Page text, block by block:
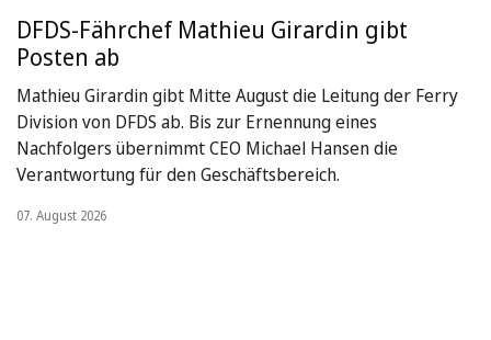
DFDS-Fährchef Mathieu Girardin gibt
Posten ab
Mathieu Girardin gibt Mitte August die Leitung der Ferry
Division von DFDS ab. Bis zur Ernennung eines
Nachfolgers übernimmt CEO Michael Hansen die
Verantwortung für den Geschäftsbereich.
07. August 2026